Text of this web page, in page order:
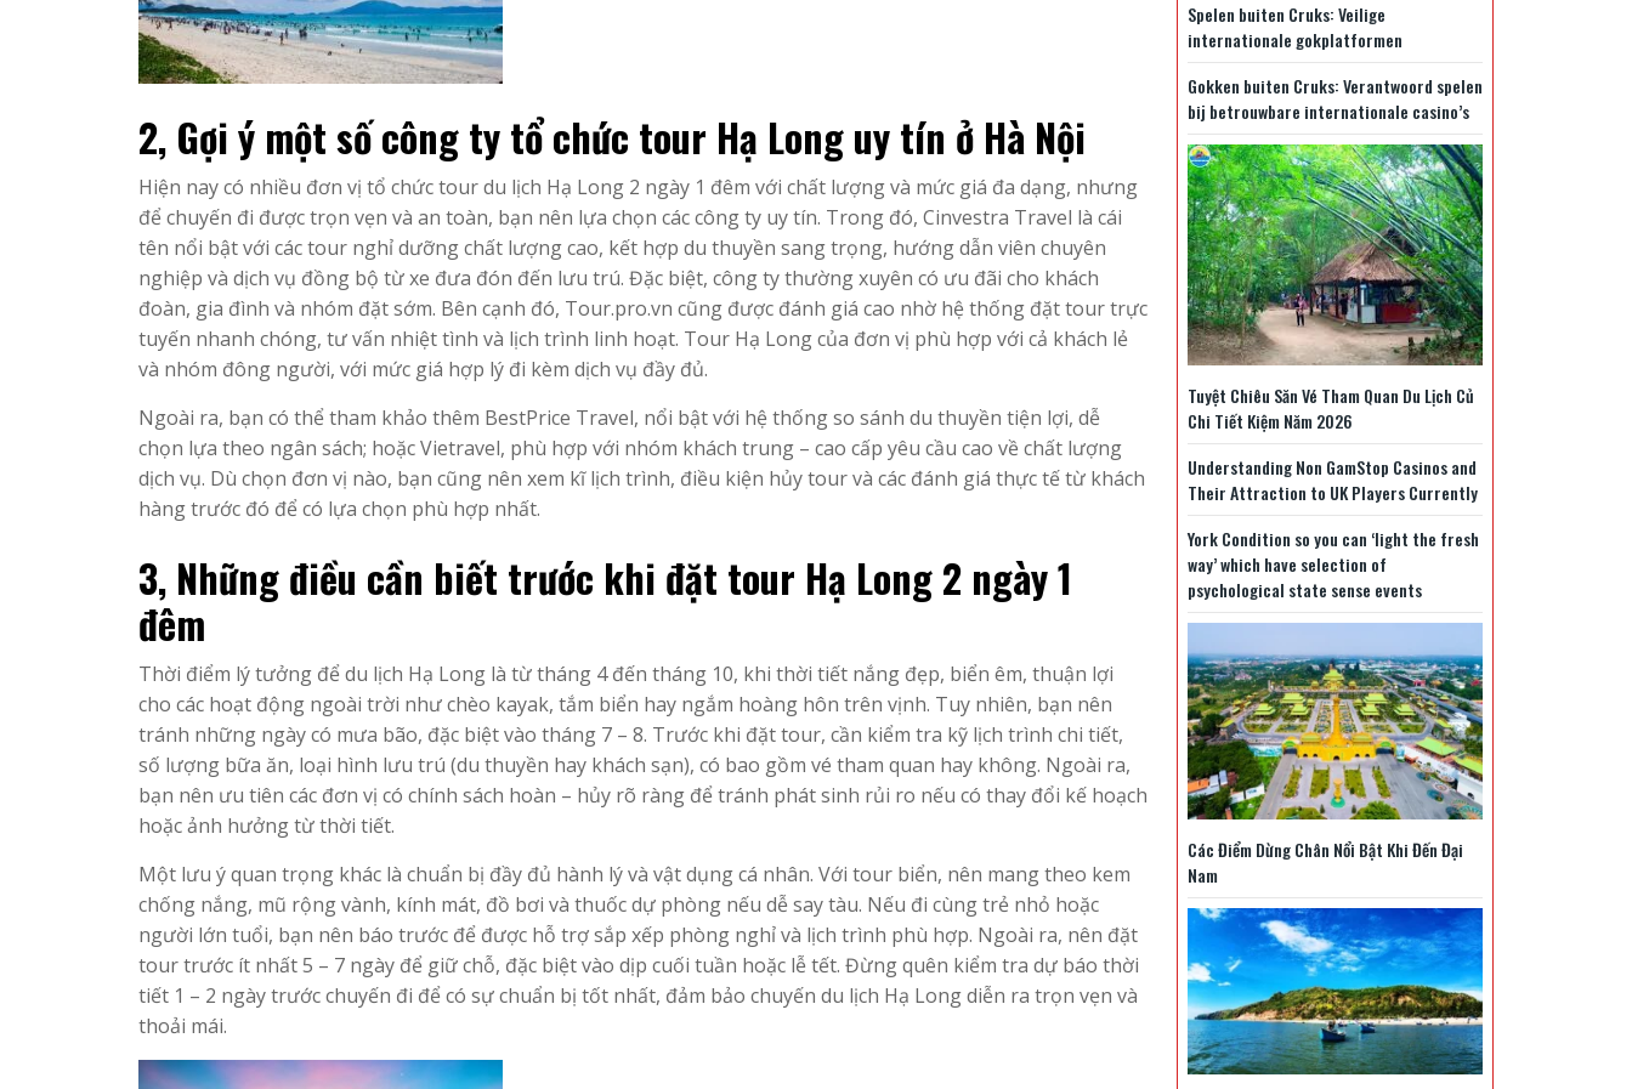
2, Gợi ý một số công ty tổ chức tour Hạ Long uy tín ở Hà Nội
Hiện nay có nhiều đơn vị tổ chức tour du lịch Hạ Long 2 ngày 1 đêm với chất lượng và mức giá đa dạng, nhưng
để chuyến đi được trọn vẹn và an toàn, bạn nên lựa chọn các công ty uy tín. Trong đó, Cinvestra Travel là cái
tên nổi bật với các tour nghỉ dưỡng chất lượng cao, kết hợp du thuyền sang trọng, hướng dẫn viên chuyên
nghiệp và dịch vụ đồng bộ từ xe đưa đón đến lưu trú. Đặc biệt, công ty thường xuyên có ưu đãi cho khách
đoàn, gia đình và nhóm đặt sớm. Bên cạnh đó, Tour.pro.vn cũng được đánh giá cao nhờ hệ thống đặt tour trực
tuyến nhanh chóng, tư vấn nhiệt tình và lịch trình linh hoạt. Tour Hạ Long của đơn vị phù hợp với cả khách lẻ
và nhóm đông người, với mức giá hợp lý đi kèm dịch vụ đầy đủ.
Ngoài ra, bạn có thể tham khảo thêm BestPrice Travel, nổi bật với hệ thống so sánh du thuyền tiện lợi, dễ
chọn lựa theo ngân sách; hoặc Vietravel, phù hợp với nhóm khách trung – cao cấp yêu cầu cao về chất lượng
dịch vụ. Dù chọn đơn vị nào, bạn cũng nên xem kĩ lịch trình, điều kiện hủy tour và các đánh giá thực tế từ khách
hàng trước đó để có lựa chọn phù hợp nhất.
3, Những điều cần biết trước khi đặt tour Hạ Long 2 ngày 1
đêm
Thời điểm lý tưởng để du lịch Hạ Long là từ tháng 4 đến tháng 10, khi thời tiết nắng đẹp, biển êm, thuận lợi
cho các hoạt động ngoài trời như chèo kayak, tắm biển hay ngắm hoàng hôn trên vịnh. Tuy nhiên, bạn nên
tránh những ngày có mưa bão, đặc biệt vào tháng 7 – 8. Trước khi đặt tour, cần kiểm tra kỹ lịch trình chi tiết,
số lượng bữa ăn, loại hình lưu trú (du thuyền hay khách sạn), có bao gồm vé tham quan hay không. Ngoài ra,
bạn nên ưu tiên các đơn vị có chính sách hoàn – hủy rõ ràng để tránh phát sinh rủi ro nếu có thay đổi kế hoạch
hoặc ảnh hưởng từ thời tiết.
Một lưu ý quan trọng khác là chuẩn bị đầy đủ hành lý và vật dụng cá nhân. Với tour biển, nên mang theo kem
chống nắng, mũ rộng vành, kính mát, đồ bơi và thuốc dự phòng nếu dễ say tàu. Nếu đi cùng trẻ nhỏ hoặc
người lớn tuổi, bạn nên báo trước để được hỗ trợ sắp xếp phòng nghỉ và lịch trình phù hợp. Ngoài ra, nên đặt
tour trước ít nhất 5 – 7 ngày để giữ chỗ, đặc biệt vào dịp cuối tuần hoặc lễ tết. Đừng quên kiểm tra dự báo thời
tiết 1 – 2 ngày trước chuyến đi để có sự chuẩn bị tốt nhất, đảm bảo chuyến du lịch Hạ Long diễn ra trọn vẹn và
thoải mái.
Spelen buiten Cruks: Veilige
internationale gokplatformen
Gokken buiten Cruks: Verantwoord spelen
bij betrouwbare internationale casino’s
Tuyệt Chiêu Săn Vé Tham Quan Du Lịch Củ
Chi Tiết Kiệm Năm 2026
Understanding Non GamStop Casinos and
Their Attraction to UK Players Currently
York Condition so you can ‘light the fresh
way’ which have selection of
psychological state sense events
Các Điểm Dừng Chân Nổi Bật Khi Đến Đại
Nam